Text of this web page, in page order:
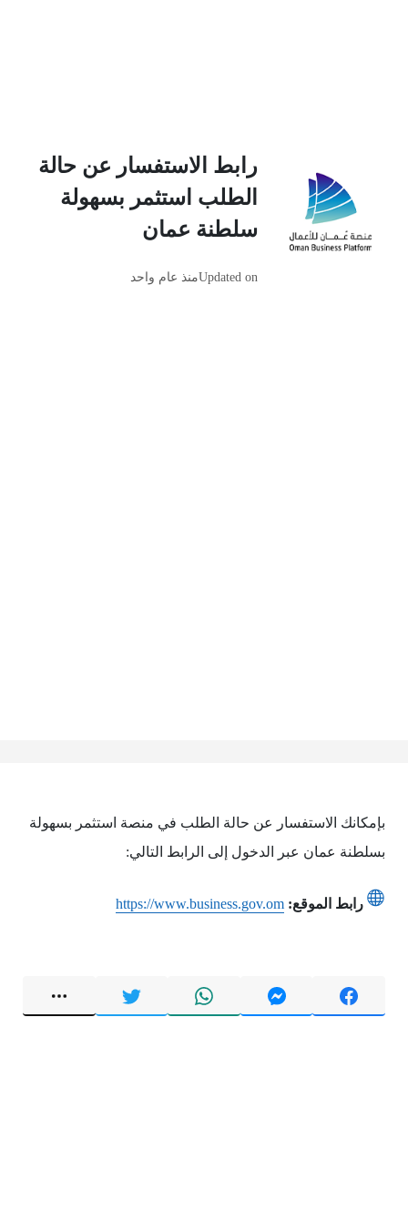
رابط الاستفسار عن حالة
الطلب استثمر بسهولة
سلطنة عمان
Updated onمنذ عام واحد
بإمكانك الاستفسار عن حالة الطلب في منصة استثمر بسهولة
بسلطنة عمان عبر الدخول إلى الرابط التالي:
رابط الموقع: https://www.business.gov.om